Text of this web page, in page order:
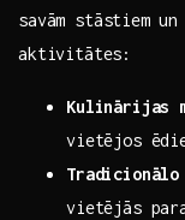
savām stāstiem
aktivitātes:
Kulinārijas
vietējos
Tradicionālo
vietējās